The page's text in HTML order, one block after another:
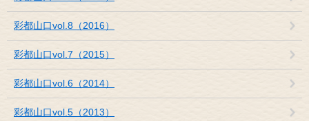
彩都山口vol.8（2016）
彩都山口vol.7（2015）
彩都山口vol.6（2014）
彩都山口vol.5（2013）